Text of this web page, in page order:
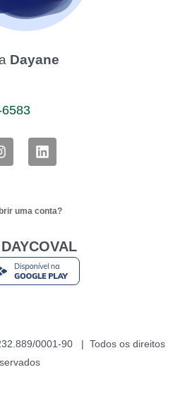
Dayane
6583
a
L
i
d
n
uma conta?
0001-90 | Todos os direitos